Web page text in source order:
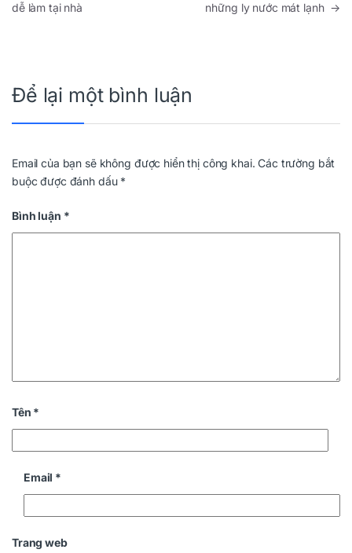
dễ làm tại nhà
những ly nước mát lạnh →
Để lại một bình luận
Email của bạn sẽ không được hiển thị công khai. Các trường bắt
buộc được đánh dấu *
Bình luận *
Tên *
Email *
Trang web